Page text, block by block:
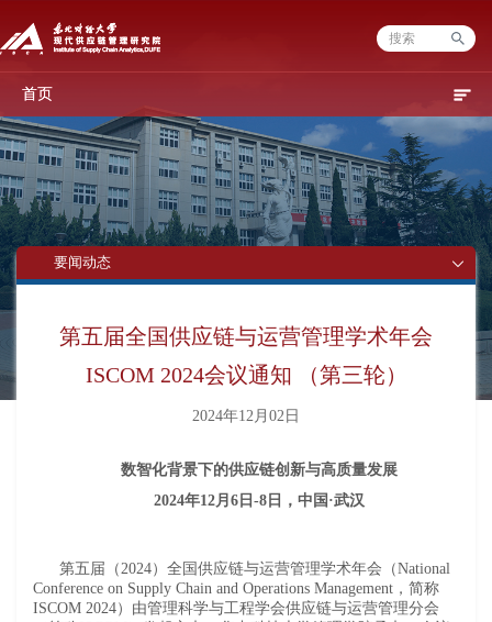
首页
要闻动态
第五届全国供应链与运营管理学术年会
ISCOM 2024会议通知 （第三轮）
2024年12月02日
数智化背景下的供应链创新与高质量发展
2024年12月6日-8日，中国·武汉
第五届（2024）全国供应链与运营管理学术年会（National
Conference on Supply Chain and Operations Management，简称
ISCOM 2024）由管理科学与工程学会供应链与运营管理分会